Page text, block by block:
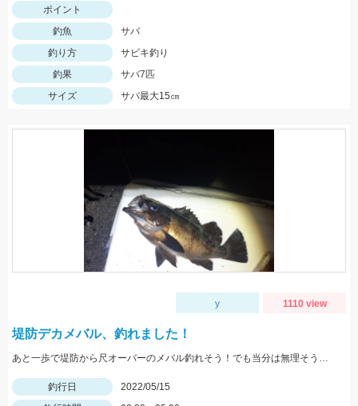
ポイント
釣魚
サバ
釣り方
サビキ釣り
釣果
サバ7匹
サイズ
サバ最大15㎝
y 1110 view
堤防デカメバル、釣れました！
あと一歩で堤防から尺オーバーのメバル釣れそう！でも当分は無理そうです。
釣行日
2022/05/15